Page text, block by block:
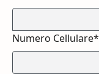
Numero Cellulare*